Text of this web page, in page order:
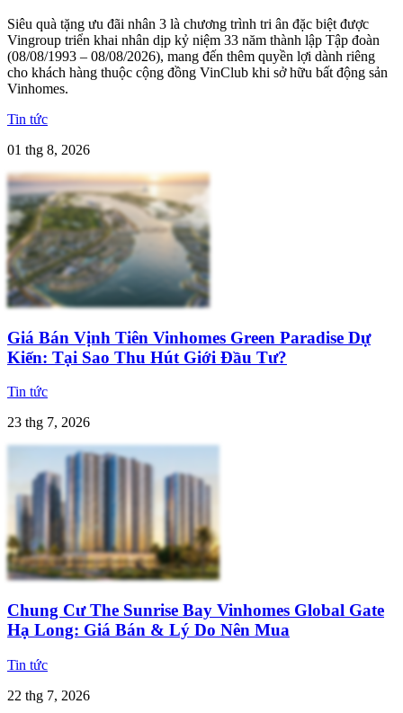
Siêu quà tặng ưu đãi nhân 3 là chương trình tri ân đặc biệt được
Vingroup triển khai nhân dịp kỷ niệm 33 năm thành lập Tập đoàn
(08/08/1993 – 08/08/2026), mang đến thêm quyền lợi dành riêng
cho khách hàng thuộc cộng đồng VinClub khi sở hữu bất động sản
Vinhomes.
Tin tức
01 thg 8, 2026
Giá Bán Vịnh Tiên Vinhomes Green Paradise Dự
Kiến: Tại Sao Thu Hút Giới Đầu Tư?
Tin tức
23 thg 7, 2026
Chung Cư The Sunrise Bay Vinhomes Global Gate
Hạ Long: Giá Bán & Lý Do Nên Mua
Tin tức
22 thg 7, 2026